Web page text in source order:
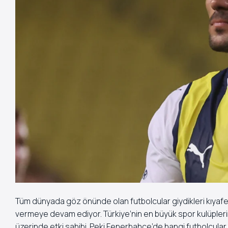
Tüm dünyada göz önünde olan futbolcular giydikleri
vermeye devam ediyor. Türkiye’nin en büyük spor